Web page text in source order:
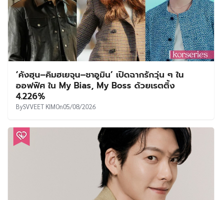
‘คังฮุน–คิมฮเยจุน–ชาอูมิน’ เปิดฉากรักวุ่น ๆ ใน
ออฟฟิศ ใน My Bias, My Boss ด้วยเรตติ้ง
4.226%
BySVVEET KIMOn05/08/2026